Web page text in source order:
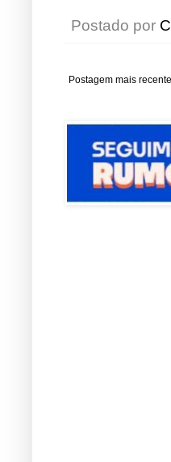
Postado por
Postagem mais recente